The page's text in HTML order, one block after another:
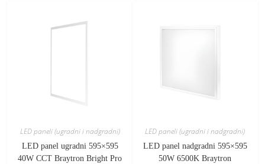
LED paneli (ugradni i nadgradni)
LED panel ugradni 595×595
40W CCT Braytron Bright Pro
LED paneli (ugradni i nadgradni)
LED panel nadgradni 595×595
50W 6500K Braytron